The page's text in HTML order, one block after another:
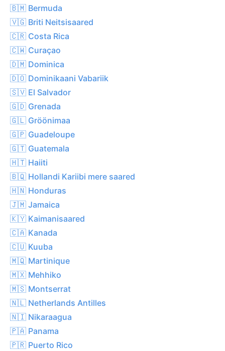
🇧🇲 Bermuda
🇻🇬 Briti Neitsisaared
🇨🇷 Costa Rica
🇨🇼 Curaçao
🇩🇲 Dominica
🇩🇴 Dominikaani Vabariik
🇸🇻 El Salvador
🇬🇩 Grenada
🇬🇱 Gröönimaa
🇬🇵 Guadeloupe
🇬🇹 Guatemala
🇭🇹 Haiiti
🇧🇶 Hollandi Kariibi mere saared
🇭🇳 Honduras
🇯🇲 Jamaica
🇰🇾 Kaimanisaared
🇨🇦 Kanada
🇨🇺 Kuuba
🇲🇶 Martinique
🇲🇽 Mehhiko
🇲🇸 Montserrat
🇳🇱 Netherlands Antilles
🇳🇮 Nikaraagua
🇵🇦 Panama
🇵🇷 Puerto Rico